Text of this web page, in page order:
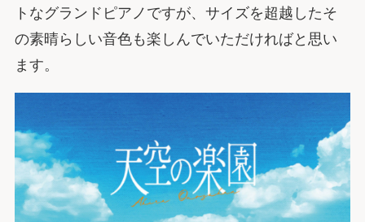
トなグランドピアノですが、サイズを超越したそ
の素晴らしい音色も楽しんでいただければと思い
ます。